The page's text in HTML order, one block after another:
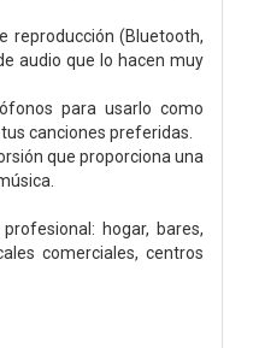
reproducción (Bluetooth,
audio que lo hacen muy
para usarlo como
canciones preferidas.
que proporciona una
hogar, bares,
comerciales, centros